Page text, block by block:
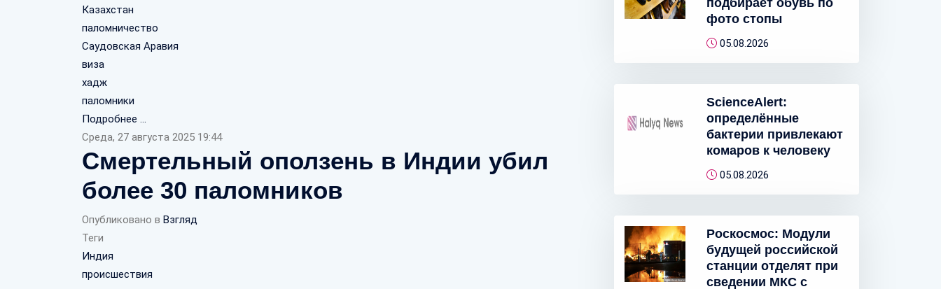
Казахстан
паломничество
Саудовская Аравия
виза
хадж
паломники
Подробнее ...
Среда, 27 августа 2025 19:44
Смертельный оползень в Индии убил
более 30 паломников
Опубликовано в Взгляд
Теги
Индия
происшествия
подбирает обувь по
фото стопы
05.08.2026
ScienceAlert:
определённые
бактерии привлекают
комаров к человеку
05.08.2026
Роскосмос: Модули
будущей российской
станции отделят при
сведении МКС с